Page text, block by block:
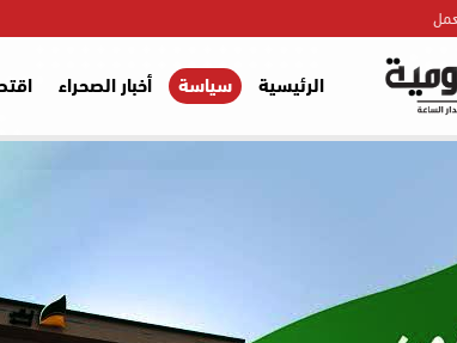
الرئيسية سياسة أخبار الصحراء